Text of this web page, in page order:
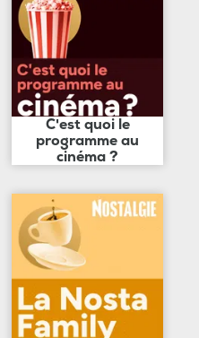
C'est quoi le
programme au
cinéma ?